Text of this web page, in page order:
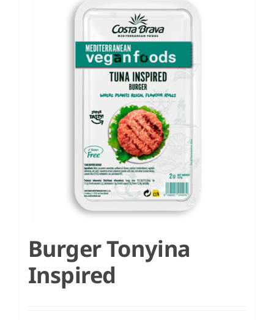
Burger Tonyina
Inspired